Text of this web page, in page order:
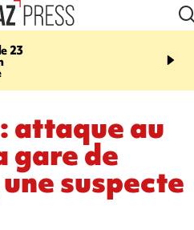
23
21:08
et Turquie scellent un
attaque au
gare de
suspecte